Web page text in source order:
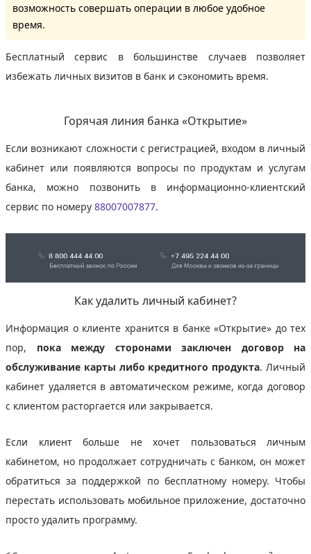
возможность совершать операции в любое удобное
время.
Бесплатный сервис в большинстве случаев позволяет
избежать личных визитов в банк и сэкономить время.
Горячая линия банка «Открытие»
Если возникают сложности с регистрацией, входом в личный
кабинет или появляются вопросы по продуктам и услугам
банка, можно позвонить в информационно-клиентский
сервис по номеру 88007007877.
Как удалить личный кабинет?
Информация о клиенте хранится в банке «Открытие» до тех
пор, пока между сторонами заключен договор на
обслуживание карты либо кредитного продукта. Личный
кабинет удаляется в автоматическом режиме, когда договор
с клиентом расторгается или закрывается.
Если клиент больше не хочет пользоваться личным
кабинетом, но продолжает сотрудничать с банком, он может
обратиться за поддержкой по бесплатному номеру. Чтобы
перестать использовать мобильное приложение, достаточно
просто удалить программу.